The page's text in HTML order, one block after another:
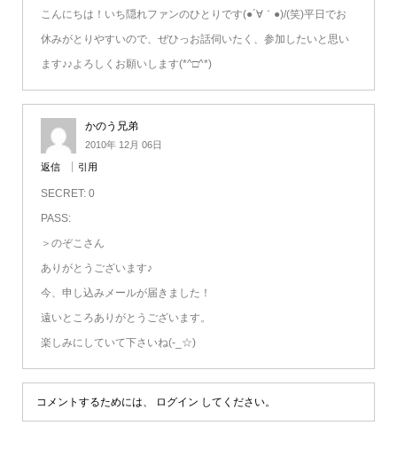
こんにちは！いち隠れファンのひとりです(●´∀｀●)/(笑)平日でお
休みがとりやすいので、ぜひっお話伺いたく、参加したいと思い
ます♪♪よろしくお願いします(*^□^*)
かのう兄弟
2010年 12月 06日
返信 引用
SECRET: 0
PASS:
＞のぞこさん
ありがとうございます♪
今、申し込みメールが届きました！
遠いところありがとうございます。
楽しみにしていて下さいね(-_☆)
コメントするためには、 ログイン してください。